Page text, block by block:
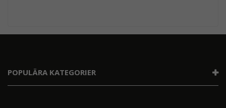
POPULÄRA KATEGORIER